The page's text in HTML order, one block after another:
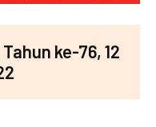
ke-76, 12